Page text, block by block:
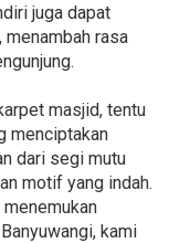
juga dapat
rasa
masjid, tentu
menciptakan
dari segi mutu
motif yang indah.
kami